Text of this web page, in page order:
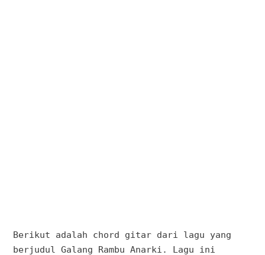
Berikut adalah chord gitar dari lagu yang
berjudul Galang Rambu Anarki. Lagu ini